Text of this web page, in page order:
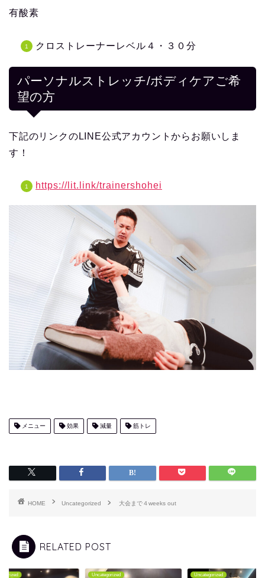
有酸素
クロストレーナーレベル４・３０分
パーソナルストレッチ/ボディケアご希
望の方
下記のリンクのLINE公式アカウントからお願いしま
す！
https://lit.link/trainershohei
メニュー 効果 減量 筋トレ
HOME Uncategorized 大会まで４weeks out
RELATED POST
Uncategorized Uncategorized